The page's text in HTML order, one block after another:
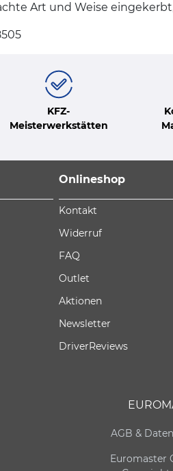
Art und Weise
KFZ-
Meisterwerkstätten
Onlineshop
Kontakt
Widerruf
FAQ
Outlet
Aktionen
Newsletter
DriverReviews
AGB &
Euromaster